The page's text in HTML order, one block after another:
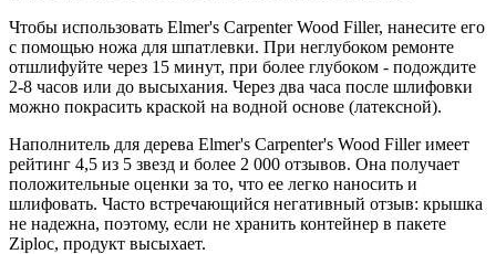
Чтобы использовать Elmer's Carpenter Wood Filler, нанесите его
с помощью ножа для шпатлевки. При неглубоком ремонте
отшлифуйте через 15 минут, при более глубоком - подождите
2-8 часов или до высыхания. Через два часа после шлифовки
можно покрасить краской на водной основе (латексной).
Наполнитель для дерева Elmer's Carpenter's Wood Filler имеет
рейтинг 4,5 из 5 звезд и более 2 000 отзывов. Она получает
положительные оценки за то, что ее легко наносить и
шлифовать. Часто встречающийся негативный отзыв: крышка
не надежна, поэтому, если не хранить контейнер в пакете
Ziploc, продукт высыхает.